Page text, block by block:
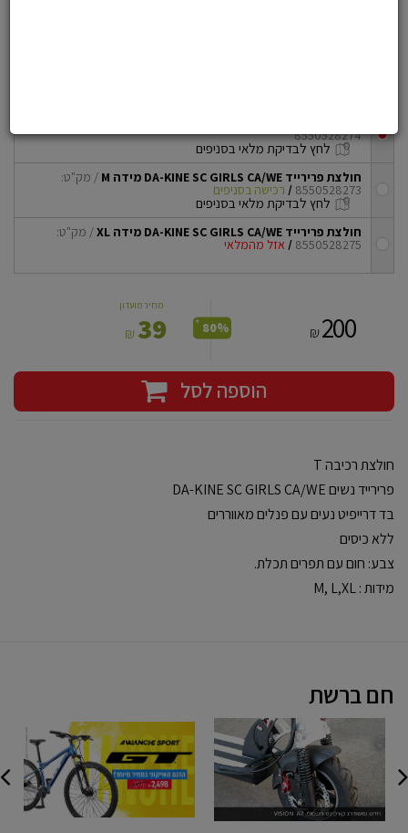
checkbox
8550528274
לחץ לבדיקת מלאי בסניפים
checkbox
חולצת פרירייד DA-KINE‎ SC‎ GIRLS‎ CA/WE‎‎ מידה M / מק"ט:
8550528273
/ רכישה בסניפים
לחץ לבדיקת מלאי בסניפים
checkbox
חולצת פרירייד DA-KINE‎ SC‎ GIRLS‎ CA/WE‎‎ מידה XL / מק"ט:
8550528275
/ אזל מהמלאי
מחיר מועדון
39
₪ 200
₪
80%
*
הוספה לסל
חולצת רכיבה T
פרירייד נשים DA-KINE‎ SC‎ GIRLS‎ CA/WE
בד דרייפיט נעים עם פנלים מאווררים
ללא כיסים
צבע: חום עם תפרים תכלת.
מידות : M, L,XL
חם ברשת
רציני
GT
AVALANCHE
SPORT